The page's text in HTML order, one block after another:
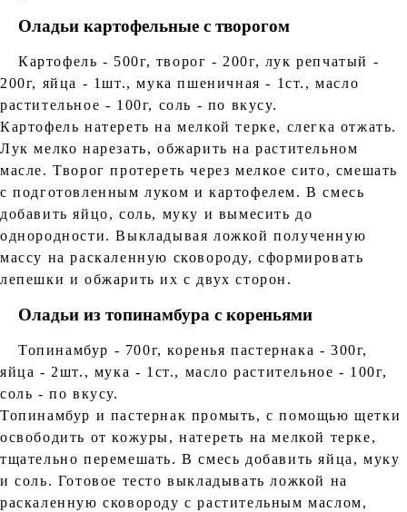
Оладьи картофельные с творогом
Картофель - 500г, творог - 200г, лук репчатый -
200г, яйца - 1шт., мука пшеничная - 1ст., масло
растительное - 100г, соль - по вкусу.
Картофель натереть на мелкой терке, слегка отжать.
Лук мелко нарезать, обжарить на растительном
масле. Творог протереть через мелкое сито, смешать
с подготовленным луком и картофелем. В смесь
добавить яйцо, соль, муку и вымесить до
однородности. Выкладывая ложкой полученную
массу на раскаленную сковороду, сформировать
лепешки и обжарить их с двух сторон.
Оладьи из топинамбура с кореньями
Топинамбур - 700г, коренья пастернака - 300г,
яйца - 2шт., мука - 1ст., масло растительное - 100г,
соль - по вкусу.
Топинамбур и пастернак промыть, с помощью щетки
освободить от кожуры, натереть на мелкой терке,
тщательно перемешать. В смесь добавить яйца, муку
и соль. Готовое тесто выкладывать ложкой на
раскаленную сковороду с растительным маслом,